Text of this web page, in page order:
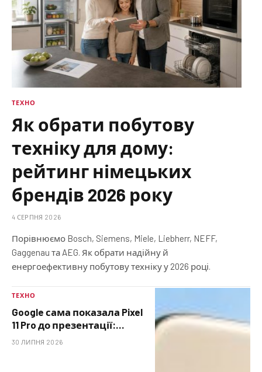
ТЕХНО
Як обрати побутову
техніку для дому:
рейтинг німецьких
брендів 2026 року
4 СЕРПНЯ 2026
Порівнюємо Bosch, Siemens, Miele, Liebherr, NEFF,
Gaggenau та AEG. Як обрати надійну й
енергоефективну побутову техніку у 2026 році.
ТЕХНО
Google сама показала Pixel
11 Pro до презентації:
характеристики, ціна та
30 ЛИПНЯ 2026